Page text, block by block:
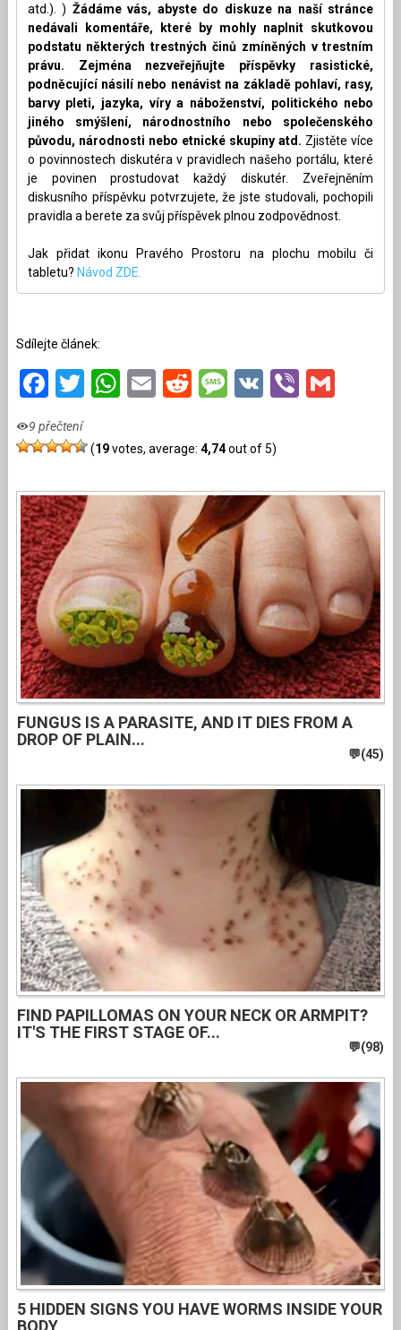
atd.). ) Žádáme vás, abyste do diskuze na naší stránce
nedávali komentáře, které by mohly naplnit skutkovou
podstatu některých trestných činů zmíněných v trestním
právu. Zejména nezveřejňujte příspěvky rasistické,
podněcující násilí nebo nenávist na základě pohlaví, rasy,
barvy pleti, jazyka, víry a náboženství, politického nebo
jiného smýšlení, národnostního nebo společenského
původu, národnosti nebo etnické skupiny atd. Zjistěte více
o povinnostech diskutéra v pravidlech našeho portálu, které
je povinen prostudovat každý diskutér. Zveřejněním
diskusního příspěvku potvrzujete, že jste studovali, pochopili
pravidla a berete za svůj příspěvek plnou zodpovědnost.
Jak přidat ikonu Pravého Prostoru na plochu mobilu či
tabletu? Návod ZDE.
Sdílejte článek:
Facebook
Twitter
WhatsApp
EmailRedditMessage
VKViber
9 přečtení
(19votes, average: 4,74out of 5)
FUNGUS IS A PARASITE, AND IT DIES FROM A
DROP OF PLAIN...
FIND PAPILLOMAS ON YOUR NECK OR ARMPIT?
IT'S THE FIRST STAGE OF...
5 HIDDEN SIGNS YOU HAVE WORMS INSIDE YOUR
BODY